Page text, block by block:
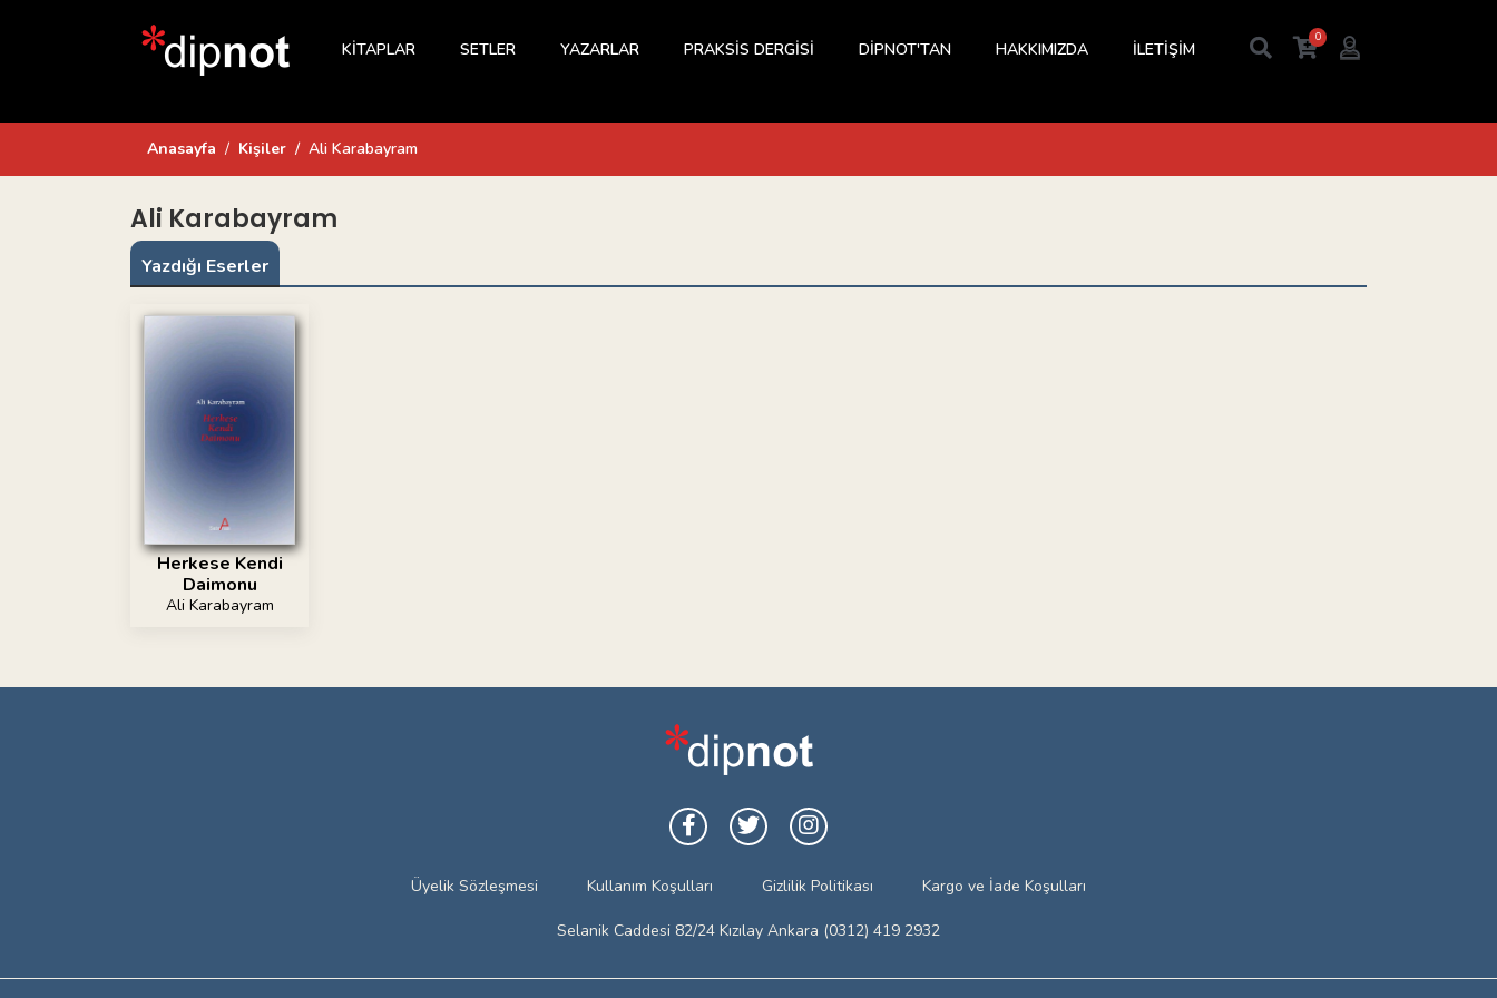
KİTAPLAR SETLER YAZARLAR PRAKSİS DERGİSİ DİPNOT'TAN HAKKIMIZDA İLETİŞİM
0
Anasayfa Kişiler Ali Karabayram
Ali Karabayram
Yazdığı Eserler
Herkese Kendi
Daimonu
Ali Karabayram
Üyelik Sözleşmesi Kullanım Koşulları Gizlilik Politikası Kargo ve İade Koşulları
Selanik Caddesi 82/24 Kızılay Ankara (0312) 419 2932